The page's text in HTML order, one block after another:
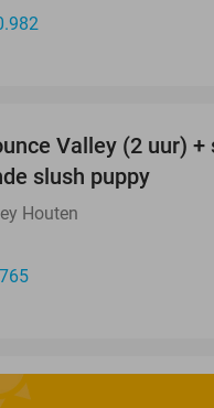
Valley (2 uur) +
slush puppy
Houten